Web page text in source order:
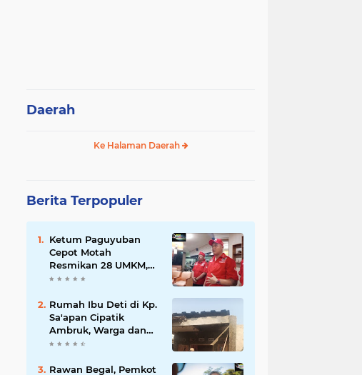
Daerah
Ke Halaman Daerah
Berita Terpopuler
Ketum Paguyuban
Cepot Motah
Resmikan 28 UMKM,
Siap Gelar Festival
Jalan Braga
Rumah Ibu Deti di Kp.
Sa'apan Cipatik
Ambruk, Warga dan
Pemdes Sigap Bantu
Rawan Begal, Pemkot